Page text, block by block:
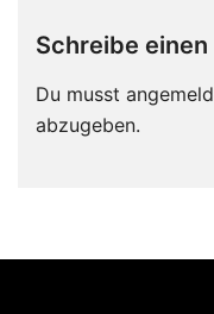
Schreibe
Du musst
abzugeben.